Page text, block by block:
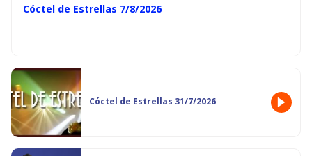
Cóctel de Estrellas 7/8/2026
Cóctel de Estrellas 31/7/2026